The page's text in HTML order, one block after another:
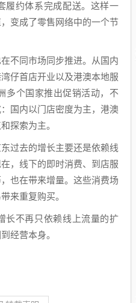
履约体系完成配送。这样一
变成了零售网络中的一个节
不同市场同步推进。从国内
仔首店开业以及港澳本地服
多个国家推出促销活动，不
国内以门店密度为主，港澳
探索为主。
过去的增长主要还是依赖线
，线下的即时消费、到店服
也在带来增量。这些消费场
来重复购买。
长不再只依赖线上流量的扩
经营本身。